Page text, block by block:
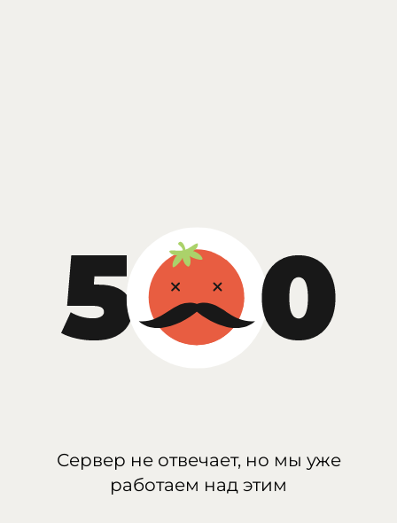
Сервер не отвечает, но мы уже
работаем над этим